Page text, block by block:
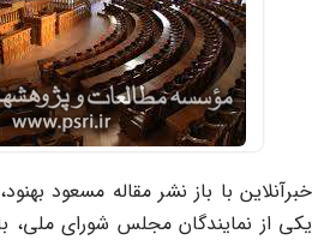
خبرآنلاین با باز نشر مقاله مسعود
یکی از نمایندگان مجلس شورای ملی،